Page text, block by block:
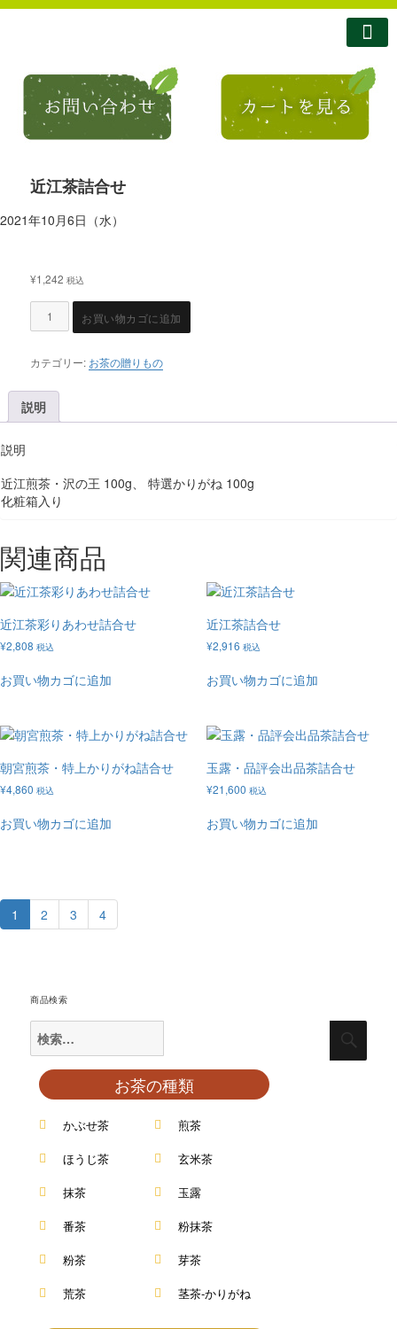
近江茶詰合せ
2021年10月6日（水）
¥1,242 税込
お買い物カゴに追加
カテゴリー: お茶の贈りもの
説明
説明
近江煎茶・沢の王 100g、 特選かりがね 100g
化粧箱入り
関連商品
近江茶彩りあわせ詰合せ
¥2,808 税込
お買い物カゴに追加
近江茶詰合せ
¥2,916 税込
お買い物カゴに追加
朝宮煎茶・特上かりがね詰合せ
¥4,860 税込
お買い物カゴに追加
玉露・品評会出品茶詰合せ
¥21,600 税込
お買い物カゴに追加
1 2 3 4
商品検索
お茶の種類
かぶせ茶
ほうじ茶
抹茶
番茶
粉茶
荒茶
煎茶
玄米茶
玉露
粉抹茶
芽茶
茎茶-かりがね